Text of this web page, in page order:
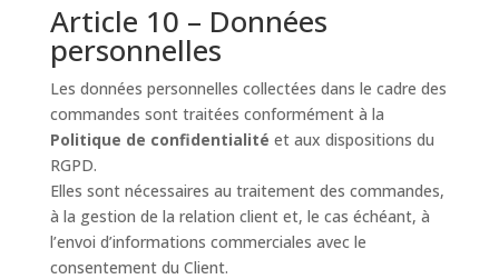
Article 10 – Données
personnelles
Les données personnelles collectées dans le cadre des
commandes sont traitées conformément à la
Politique de confidentialité et aux dispositions du
RGPD.
Elles sont nécessaires au traitement des commandes,
à la gestion de la relation client et, le cas échéant, à
l’envoi d’informations commerciales avec le
consentement du Client.